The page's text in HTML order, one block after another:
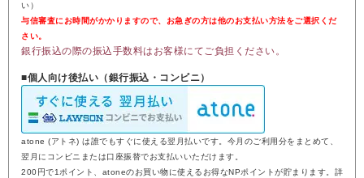
い）
与信審査にお時間がかかりますので、お急ぎの方は他のお支払い方法をご選択くだ
さい。
銀行振込の際の振込手数料はお客様にてご負担ください。
■個人向け後払い（銀行振込・コンビニ）
atone (アトネ) は誰でもすぐに使える翌月払いです。今月のご利用分をまとめて、
翌月にコンビニまたは口座振替でお支払いいただけます。
200円で1ポイント、atoneのお買い物に使えるお得なNPポイントが貯まります。詳